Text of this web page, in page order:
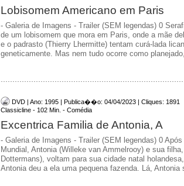
Lobisomem Americano em Paris
- Galeria de Imagens - Trailer (SEM legendas) 0
de um lobisomem que mora em Paris, onde a mãe
e o padrasto (Thierry Lhermitte) tentam curá-lada
geneticamente. Mas nem tudo ocorre como
DVD | Ano: 1995 | Publica��o: 04/04/2023 | Cliques: 1891
Classicline - 102 Min. - Comédia
Excentrica Familia de Antonia, A
- Galeria de Imagens - Trailer (SEM legendas) 0
Mundial, Antonia (Willeke van Ammelrooy) e sua
Dottermans), voltam para sua cidade natal
Antonia deu a ela uma pequena fazenda. Lá, Antonia